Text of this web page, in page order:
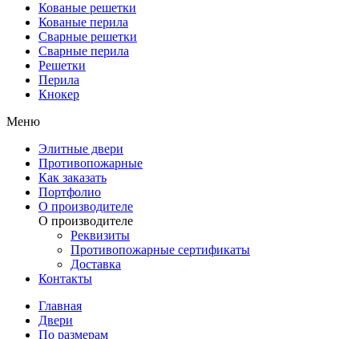
Кованые решетки
Кованые перила
Сварные решетки
Сварные перила
Решетки
Перила
Кнокер
Меню
Элитные двери
Противопожарные
Как заказать
Портфолио
О производителе
О производителе
Реквизиты
Противопожарные сертификаты
Доставка
Контакты
Главная
Двери
По размерам